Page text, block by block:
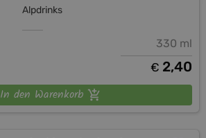
Alpdrinks
330 ml
€ 2,40
In den Warenkorb